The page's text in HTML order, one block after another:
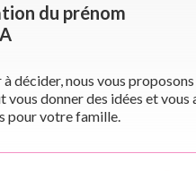
du prénom
décider, nous vous
donner des idées et
pour votre famille.